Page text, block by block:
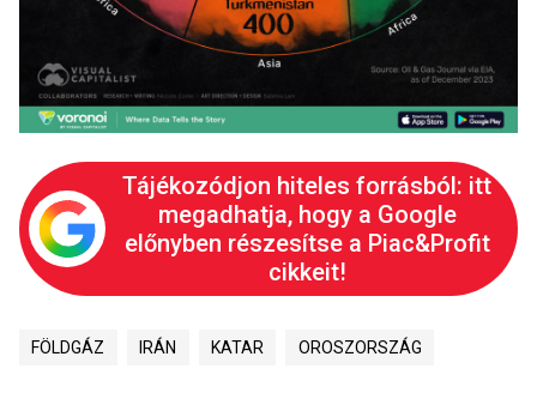
Tájékozódjon hiteles forrásból: itt
megadhatja, hogy a Google
előnyben részesítse a Piac&Profit
cikkeit!
FÖLDGÁZ IRÁN KATAR OROSZORSZÁG